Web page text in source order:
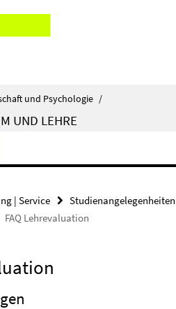
und Psychologie /
UND LEHRE
| Service Studienangelegenheiten
FAQ Lehrevaluation